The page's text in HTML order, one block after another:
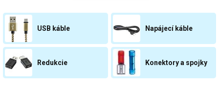
USB káble Napájecí káble
Redukcie Konektory a spojky